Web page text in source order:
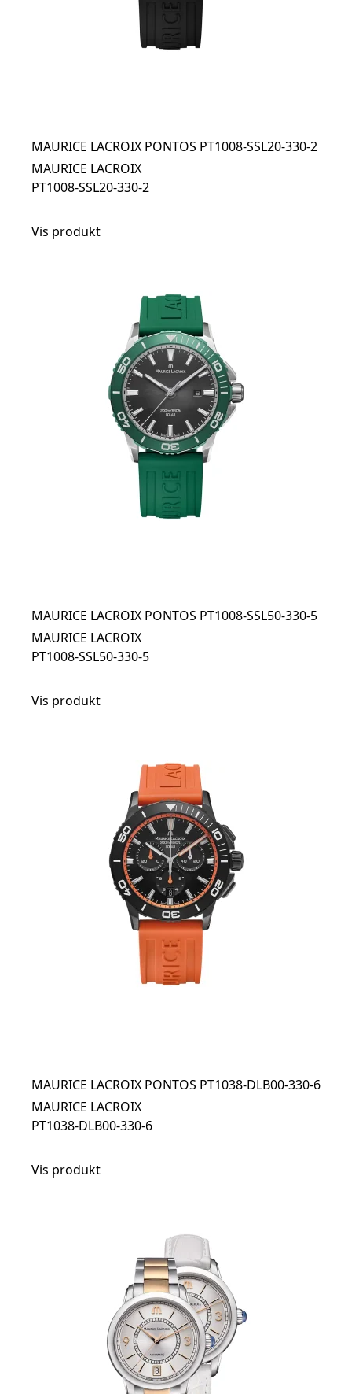
MAURICE LACROIX PONTOS PT1008-SSL20-330-2
MAURICE LACROIX
PT1008-SSL20-330-2
Vis produkt
MAURICE LACROIX PONTOS PT1008-SSL50-330-5
MAURICE LACROIX
PT1008-SSL50-330-5
Vis produkt
MAURICE LACROIX PONTOS PT1038-DLB00-330-6
MAURICE LACROIX
PT1038-DLB00-330-6
Vis produkt